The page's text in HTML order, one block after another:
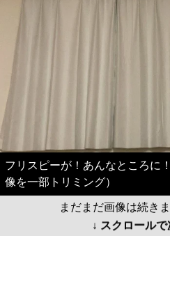
フリスピーが！あんなところに
像を一部トリミング）
まだまだ画像は続き
↓ スクロールで